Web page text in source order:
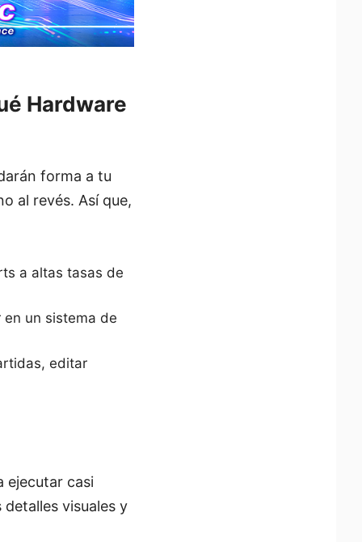
Hardware
forma a tu
al revés. Así que,
a altas tasas de
un sistema de
editar
ejecutar casi
visuales y